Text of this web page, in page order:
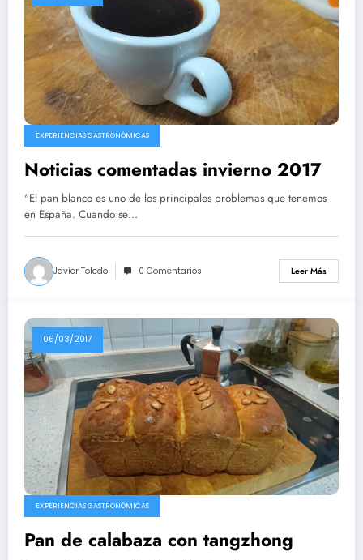
EXPERIENCIAS GASTRONÓMICAS
Noticias comentadas invierno 2017
"El pan blanco es uno de los principales problemas que tenemos
en España. Cuando se…
Javier Toledo 0 Comentarios Leer Más
05/03/2017
EXPERIENCIAS GASTRONÓMICAS
Pan de calabaza con tangzhong